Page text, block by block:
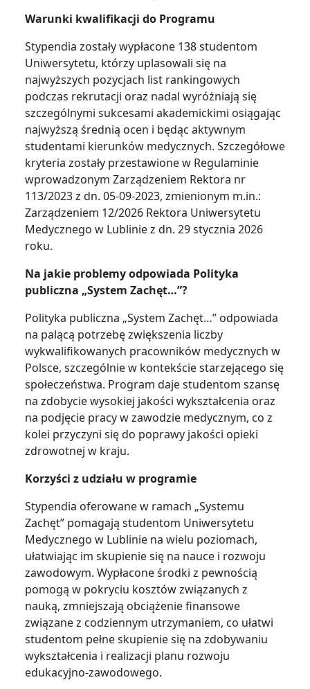
Warunki kwalifikacji do Programu
Stypendia zostały wypłacone 138 studentom
Uniwersytetu, którzy uplasowali się na
najwyższych pozycjach list rankingowych
podczas rekrutacji oraz nadal wyróżniają się
szczególnymi sukcesami akademickimi osiągając
najwyższą średnią ocen i będąc aktywnym
studentami kierunków medycznych. Szczegółowe
kryteria zostały przestawione w Regulaminie
wprowadzonym Zarządzeniem Rektora nr
113/2023 z dn. 05-09-2023, zmienionym m.in.:
Zarządzeniem 12/2026 Rektora Uniwersytetu
Medycznego w Lublinie z dn. 29 stycznia 2026
roku.
Na jakie problemy odpowiada Polityka
publiczna „System Zachęt…”?
Polityka publiczna „System Zachęt…” odpowiada
na palącą potrzebę zwiększenia liczby
wykwalifikowanych pracowników medycznych w
Polsce, szczególnie w kontekście starzejącego się
społeczeństwa. Program daje studentom szansę
na zdobycie wysokiej jakości wykształcenia oraz
na podjęcie pracy w zawodzie medycznym, co z
kolei przyczyni się do poprawy jakości opieki
zdrowotnej w kraju.
Korzyści z udziału w programie
Stypendia oferowane w ramach „Systemu
Zachęt” pomagają studentom Uniwersytetu
Medycznego w Lublinie na wielu poziomach,
ułatwiając im skupienie się na nauce i rozwoju
zawodowym. Wypłacone środki z pewnością
pomogą w pokryciu kosztów związanych z
nauką, zmniejszają obciążenie finansowe
związane z codziennym utrzymaniem, co ułatwi
studentom pełne skupienie się na zdobywaniu
wykształcenia i realizacji planu rozwoju
edukacyjno-zawodowego.